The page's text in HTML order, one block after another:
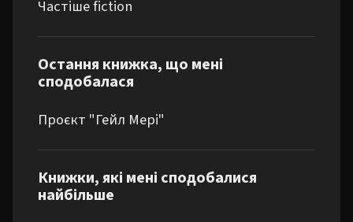
Частіше fiction
Остання книжка, що мені
сподобалася
Проєкт "Гейл Мері"
Книжки, які мені сподобалися
найбільше